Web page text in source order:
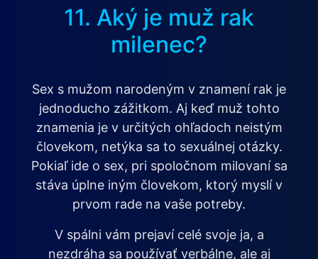
11. Aký je muž rak
milenec?
Sex s mužom narodeným v znamení rak je
jednoducho zážitkom. Aj keď muž tohto
znamenia je v určitých ohľadoch neistým
človekom, netýka sa to sexuálnej otázky.
Pokiaľ ide o sex, pri spoločnom milovaní sa
stáva úplne iným človekom, ktorý myslí v
prvom rade na vaše potreby.
V spálni vám prejaví celé svoje ja, a
nezdráha sa používať verbálne, ale aj